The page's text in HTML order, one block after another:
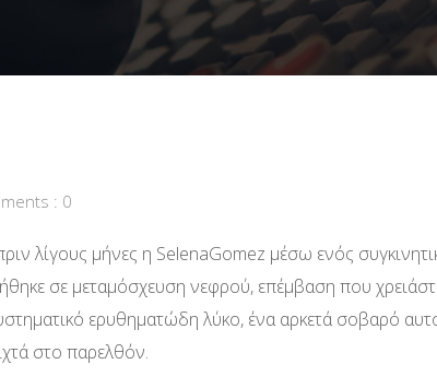
: 0
λίγους μήνες η SelenaGomez μέσω ενός
σε μεταμόσχευση νεφρού, επέμβαση που
ερυθηματώδη λύκο, ένα αρκετά σοβαρό
στο παρελθόν.